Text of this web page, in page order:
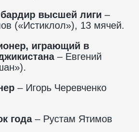
высшей лиги –
(«Истиклол»), 13 мячей.
играющий в
– Евгений
– Игорь Черевченко
года– Рустам Ятимов